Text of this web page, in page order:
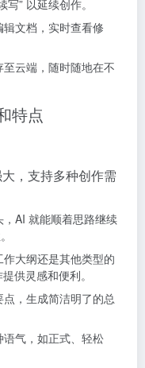
” 以延续创作。
辑文档，实时查看修
至云端，随时随地在不
特点
，支持多种创作需
，AI 就能顺着思路继续
作大纲还是其他类型的
供灵感和便利。
点，生成简洁明了的总
语气，如正式、轻松